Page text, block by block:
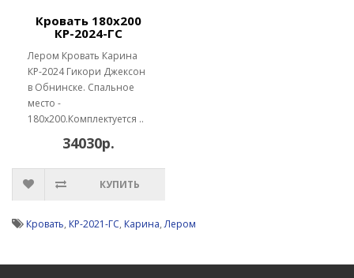
Кровать 180х200
КР-2024-ГС
Лером Кровать Карина
КР-2024 Гикори Джексон
в Обнинске. Спальное
место -
180х200.Комплектуется ..
34030р.
КУПИТЬ
Кровать, КР-2021-ГС, Карина,Лером